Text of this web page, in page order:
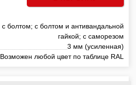
с болтом; с болтом и антивандальной
гайкой; с саморезом
3 мм (усиленная)
Возможен любой цвет по таблице RAL